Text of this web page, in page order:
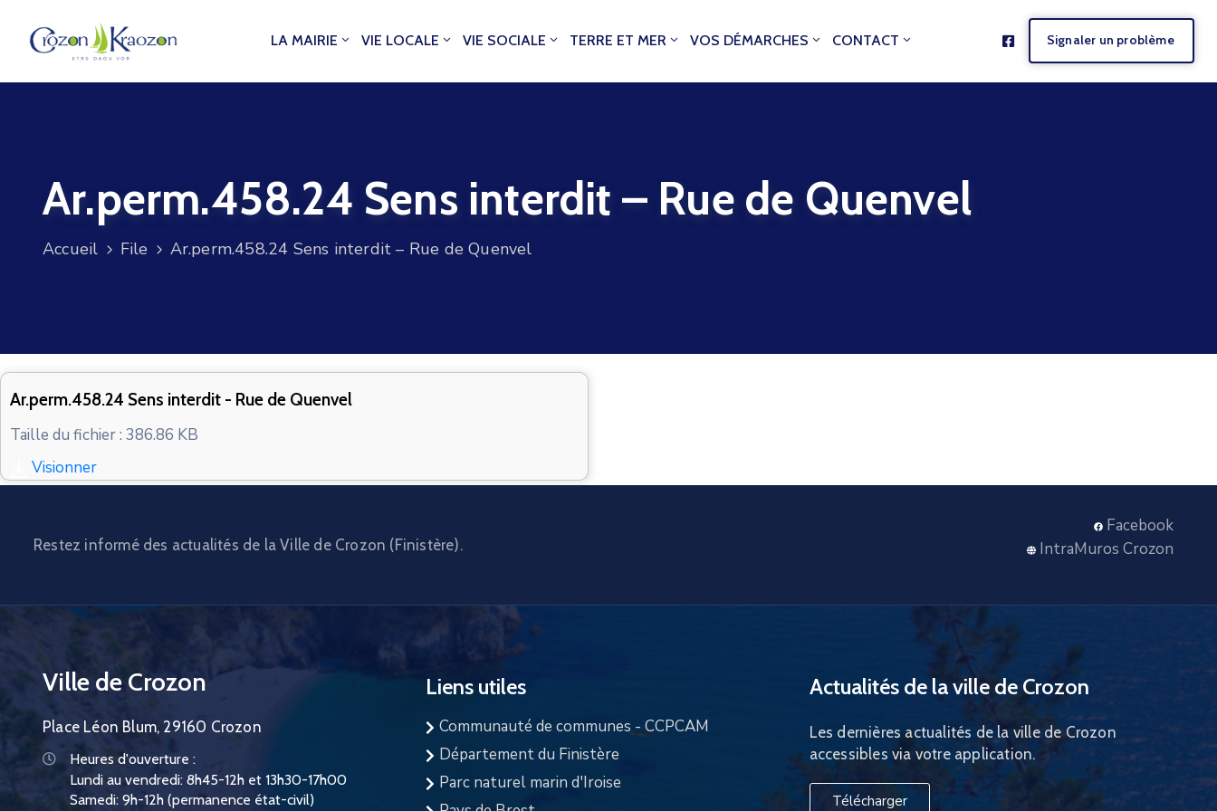
LA MAIRIE VIE LOCALE VIE SOCIALE TERRE ET MER VOS DÉMARCHES CONTACT Signaler un problème
Ar.perm.458.24 Sens interdit – Rue de Quenvel
Accueil File Ar.perm.458.24 Sens interdit – Rue de Quenvel
Ar.perm.458.24 Sens interdit - Rue de Quenvel
Taille du fichier : 386.86 KB
Visionner
Restez informé des actualités de la Ville de Crozon (Finistère).
Facebook
IntraMuros Crozon
Ville de Crozon
Place Léon Blum, 29160 Crozon
Heures d'ouverture :
Lundi au vendredi: 8h45-12h et 13h30-17h00
Samedi: 9h-12h (permanence état-civil)
Liens utiles
Communauté de communes - CCPCAM
Département du Finistère
Parc naturel marin d'Iroise
Actualités de la ville de Crozon
Les dernières actualités de la ville de Crozon
accessibles via votre application.
Télécharger